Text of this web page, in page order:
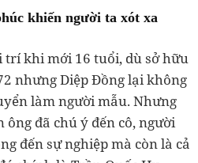
khiến người ta xót xa
trí khi mới 16 tuổi, dù sở hữu
nhưng Diệp Đồng lại không
làm người mẫu. Nhưng
đã chú ý đến cô, người
đến sự nghiệp mà còn là cả